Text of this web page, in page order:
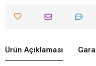
Ürün Açıklaması